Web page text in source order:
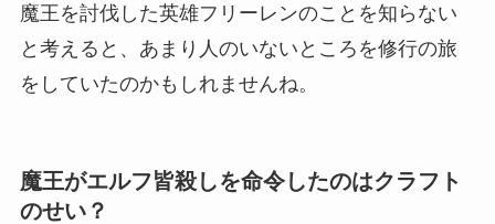
魔王を討伐した英雄フリーレンのことを知らない
と考えると、あまり人のいないところを修行の旅
をしていたのかもしれませんね。
魔王がエルフ皆殺しを命令したのはクラフト
のせい？